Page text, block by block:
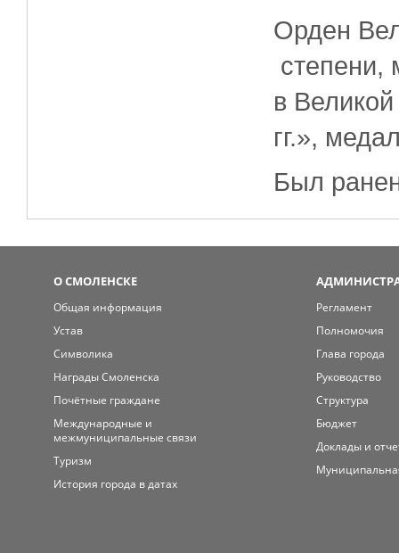
Орден
степени,
в
гг.»,
Был
О СМОЛЕНСКЕ
Общая информация
Устав
Символика
Награды Смоленска
Почётные граждане
Международные и
межмуниципальные связи
Туризм
История города в датах
Регламент
Полномочия
Глава города
Руководство
Структура
Бюджет
Доклады и